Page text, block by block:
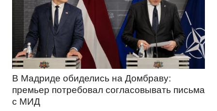
В Мадриде обиделись на Домбраву:
премьер потребовал согласовывать письма
с МИД